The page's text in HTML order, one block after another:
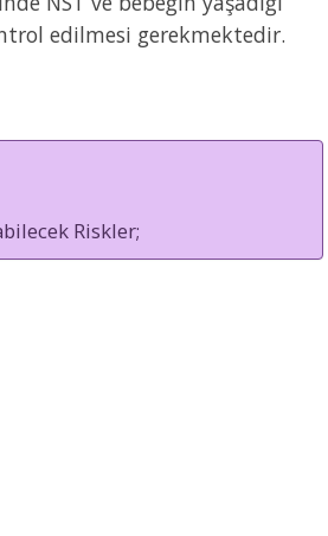
Riskler;
edilmesi gerekmektedir.